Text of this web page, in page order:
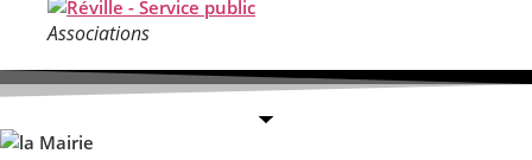
Associations